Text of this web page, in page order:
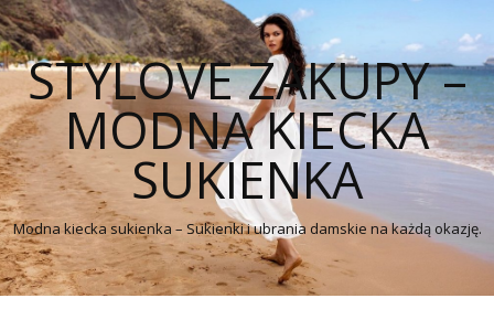
STYLOVE ZAKUPY –
MODNA KIECKA
SUKIENKA
Modna kiecka sukienka – Sukienki i ubrania damskie na każdą okazję.